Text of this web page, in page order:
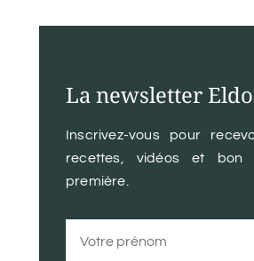
La newsletter
Inscrivez-vous pour
recettes, vidéos et bon
première.